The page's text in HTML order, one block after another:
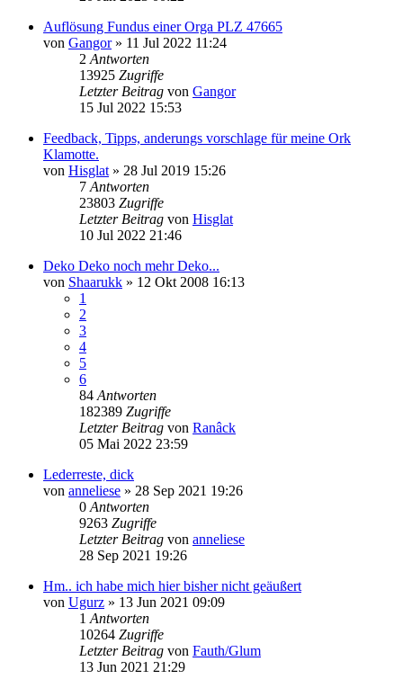
Auflösung Fundus einer Orga PLZ 47665
von Gangor» 11 Jul 2022 11:24
2 Antworten
13925 Zugriffe
Letzter Beitrag von Gangor
15 Jul 2022 15:53
Feedback, Tipps, anderungs vorschlage für meine Ork
Klamotte.
von Hisglat » 28 Jul 2019 15:26
7 Antworten
23803 Zugriffe
Letzter Beitrag von Hisglat
10 Jul 2022 21:46
Deko Deko noch mehr Deko...
von Shaarukk » 12 Okt 2008 16:13
1
2
3
4
5
6
84 Antworten
182389 Zugriffe
Letzter Beitrag von Ranâck
05 Mai 2022 23:59
Lederreste, dick
von anneliese » 28 Sep 2021 19:26
0 Antworten
9263 Zugriffe
Letzter Beitrag von anneliese
28 Sep 2021 19:26
Hm.. ich habe mich hier bisher nicht geäußert
von Ugurz » 13 Jun 2021 09:09
1 Antworten
10264 Zugriffe
Letzter Beitrag von Fauth/Glum
13 Jun 2021 21:29